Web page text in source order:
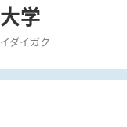
学
ダイガク